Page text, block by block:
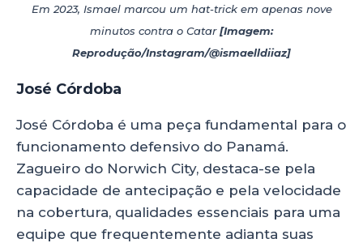
Em 2023, Ismael marcou um hat-trick em apenas nove
minutos contra o Catar[Imagem:
Reprodução/Instagram/@ismaelldiiaz]
José Córdoba
José Córdoba é uma peça fundamental para o
funcionamento defensivo do Panamá.
Zagueiro do Norwich City, destaca-se pela
capacidade de antecipação e pela velocidade
na cobertura, qualidades essenciais para uma
equipe que frequentemente adianta suas